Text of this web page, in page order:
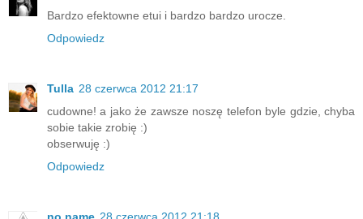
Bardzo efektowne etui i bardzo bardzo urocze.
Odpowiedz
Tulla 28 czerwca 2012 21:17
cudowne! a jako że zawsze noszę telefon byle gdzie, chyba
sobie takie zrobię :)
obserwuję :)
Odpowiedz